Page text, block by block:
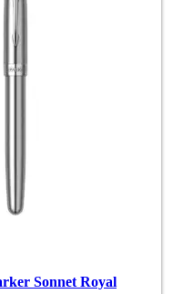
Sonnet Royal